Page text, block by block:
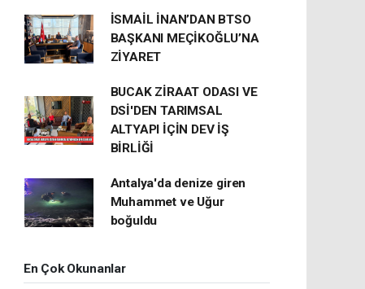
İSMAİL İNAN’DAN BTSO
BAŞKANI MEÇİKOĞLU’NA
ZİYARET
BUCAK ZİRAAT ODASI VE
DSİ'DEN TARIMSAL
ALTYAPI İÇİN DEV İŞ
BİRLİĞİ
Antalya'da denize giren
Muhammet ve Uğur
boğuldu
En Çok Okunanlar